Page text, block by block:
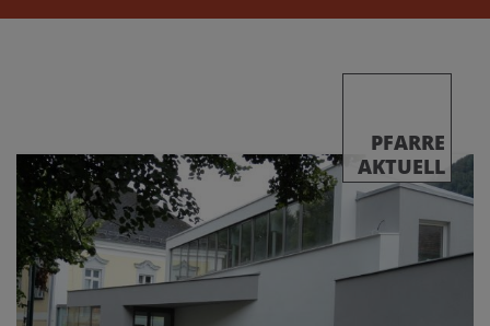
PFARRE
AKTUELL